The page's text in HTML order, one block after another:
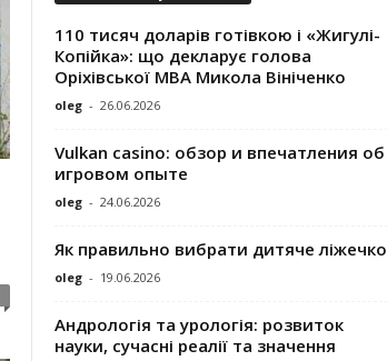
110 тисяч доларів готівкою і «Жигулі-
Копійка»: що декларує голова
Оріхівської МВА Микола Вініченко
oleg - 26.06.2026
Vulkan casino: обзор и впечатления об
игровом опыте
oleg - 24.06.2026
Як правильно вибрати дитяче ліжечко
oleg - 19.06.2026
Андрологія та урологія: розвиток
науки, сучасні реалії та значення